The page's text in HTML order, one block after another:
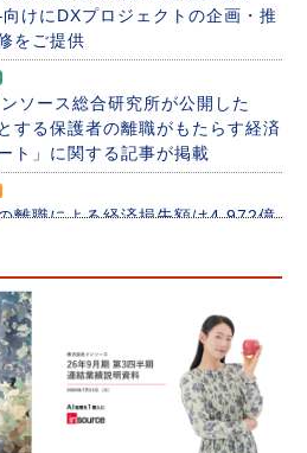
決定及び自己株式の消却に関する
報告書2025」発行のお知らせ ～
観点で解説
標）進捗状況
するお知らせ
標）進捗状況
けにDXプロジェクトの企画・推
をご提供
ソース総合研究所が公開した
する保護者の離職がもたらす経済
ト」に関する記事が掲載
離職による経済損失額は4,972億
と子育ての両立支援研修を10月
産学連携で、「不登校」による
champ（モンシャン）」価格